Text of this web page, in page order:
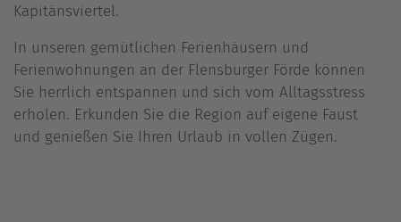
Kapitänsviertel.
In unseren gemütlichen Ferienhäusern und
Ferienwohnungen an der Flensburger Förde können
Sie herrlich entspannen und sich vom Alltagsstress
erholen. Erkunden Sie die Region auf eigene Faust
und genießen Sie Ihren Urlaub in vollen Zügen.